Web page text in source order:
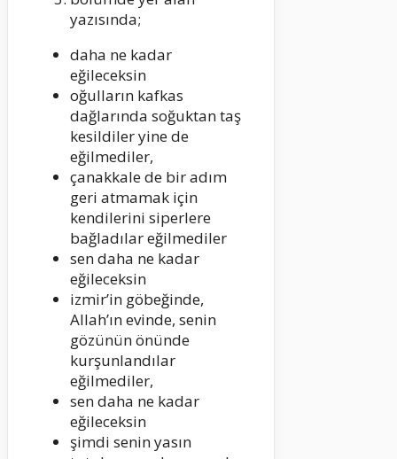
yazısında;
daha ne kadar
eğileceksin
oğulların kafkas
dağlarında soğuktan taş
kesildiler yine de
eğilmediler,
çanakkale de bir adım
geri atmamak için
kendilerini siperlere
bağladılar eğilmediler
sen daha ne kadar
eğileceksin
izmir’in göbeğinde,
Allah’ın evinde, senin
gözünün önünde
kurşunlandılar
eğilmediler,
sen daha ne kadar
eğileceksin
şimdi senin yasın